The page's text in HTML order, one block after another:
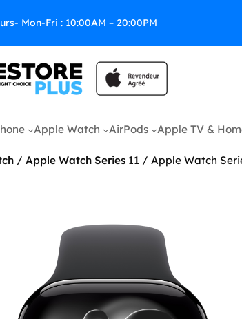
Mon-Fri : 10:00AM – 20:00PM
Apple Watch AirPods Apple TV &
/ Apple Watch Series 11 / Apple Watch